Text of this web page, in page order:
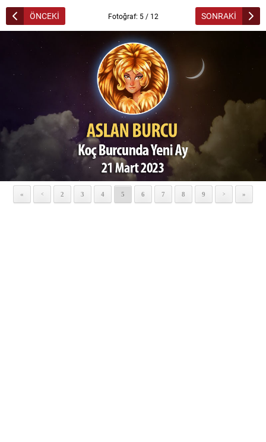
ÖNCEKİ Fotoğraf: 5 / 12 SONRAKİ
« < 2 3 4 5 6 7 8 9 > »